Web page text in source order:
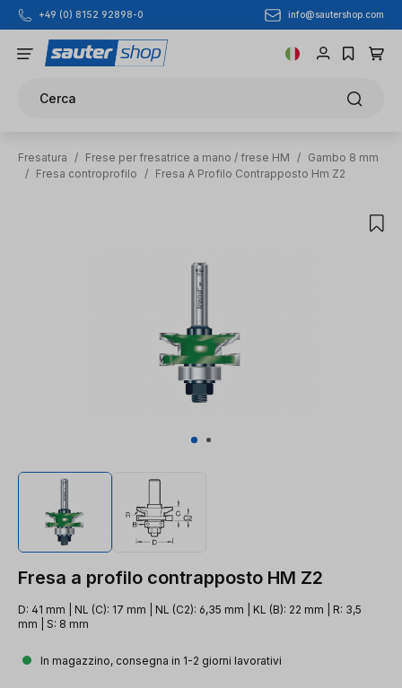
Passa al contenuto principale
+49 (0) 8152 92898-0 info@sautershop.com
Cerca
Fresatura / Frese per fresatrice a mano / frese HM / Gambo 8 mm
/ Fresa controprofilo / Fresa A Profilo Contrapposto Hm Z2
Fresa a profilo contrapposto HM Z2
D: 41 mm | NL (C): 17 mm | NL (C2): 6,35 mm | KL (B): 22 mm | R: 3,5
mm | S: 8 mm
In magazzino, consegna in 1-2 giorni lavorativi